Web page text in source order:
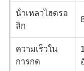
เครื่องทดสอบควา
น้ําเหลวไฮดรอ
ลิก
ความเร็วใน
การกด